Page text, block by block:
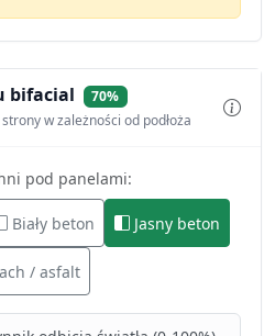
bifacial
70%
w zależności od podłoża
pod panelami:
Biały beton Jasny beton
/ asfalt